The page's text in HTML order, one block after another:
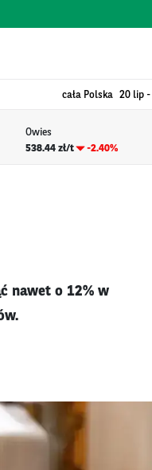
cała Polska 20 lip -
Owies
538.44 zł/t
-2.40%
nawet o 12% w